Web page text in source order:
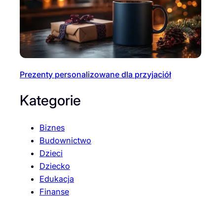
Prezenty personalizowane dla przyjaciół
Kategorie
Biznes
Budownictwo
Dzieci
Dziecko
Edukacja
Finanse